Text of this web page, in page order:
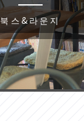
북스&라운지